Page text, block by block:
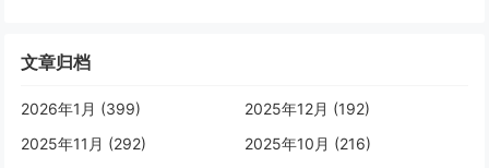
文章归档
2026年1月 (399)
2025年12月 (192)
2025年11月 (292)
2025年10月 (216)